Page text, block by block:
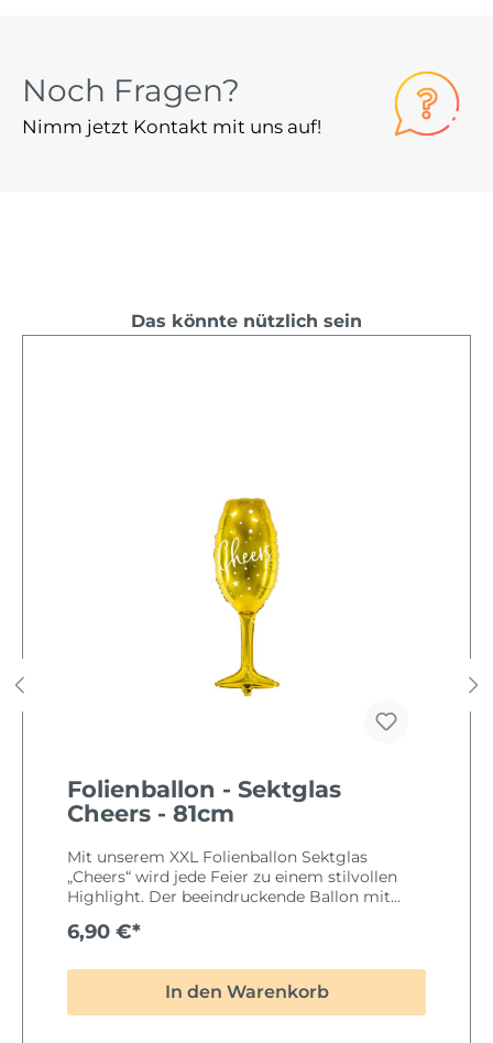
Noch Fragen?
Nimm jetzt Kontakt mit uns auf!
Das könnte nützlich sein
Folienballon - Sektglas
Cheers - 81cm
Mit unserem XXL Folienballon Sektglas
„Cheers“ wird jede Feier zu einem stilvollen
Highlight. Der beeindruckende Ballon mit
Hochzeiten, Geburtstage, Jubiläen,
Design in Gold und Weiß sorgt für eine
moderne und festliche Atmosphäre 🎉 Der
hochwertige Folienballon kann sowohl mit
6,90 €*
In den Warenkorb